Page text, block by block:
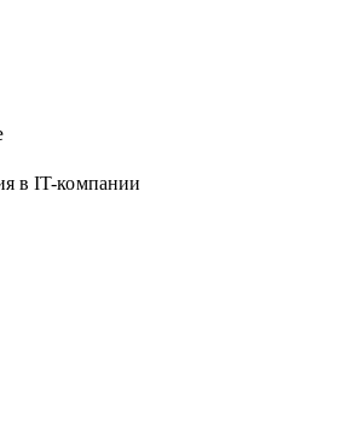
в IT-компании